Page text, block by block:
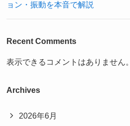
ョン・振動を本音で解説
Recent Comments
表示できるコメントはありません。
Archives
2026年6月